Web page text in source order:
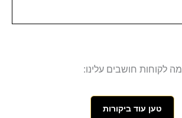
מה לקוחות חושבים עלינו:
טען עוד ביקורות